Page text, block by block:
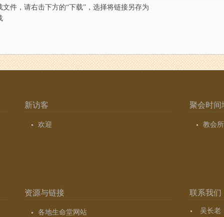
文件，请右击下方的“下载”，选择将链接另存为
新访客
欢迎
聚会时间
教会
资源与链接
各地生命堂网站
联系我们
吴长老